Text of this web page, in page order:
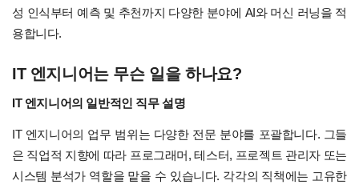
성 인식부터 예측 및 추천까지 다양한 분야에 AI와 머신 러닝을 적
용합니다.
IT 엔지니어는 무슨 일을 하나요?
IT 엔지니어의 일반적인 직무 설명
IT 엔지니어의 업무 범위는 다양한 전문 분야를 포괄합니다. 그들
은 직업적 지향에 따라 프로그래머, 테스터, 프로젝트 관리자 또는
시스템 분석가 역할을 맡을 수 있습니다. 각각의 직책에는 고유한